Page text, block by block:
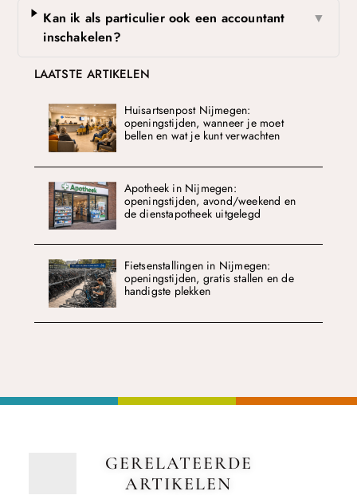
Kan ik als particulier ook een accountant
inschakelen?
▼
LAATSTE ARTIKELEN
Huisartsenpost Nijmegen:
openingstijden, wanneer je moet
bellen en wat je kunt verwachten
Apotheek in Nijmegen:
openingstijden, avond/weekend en
de dienstapotheek uitgelegd
Fietsenstallingen in Nijmegen:
openingstijden, gratis stallen en de
handigste plekken
GERELATEERDE
ARTIKELEN